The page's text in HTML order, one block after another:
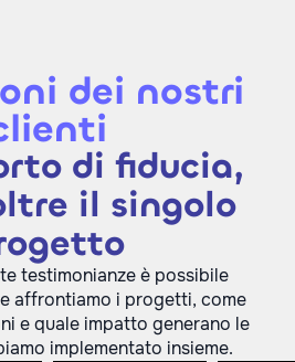
dei nostri
di fiducia,
il singolo
testimonianze è possibile
affrontiamo i progetti, come
e quale impatto generano le
implementato insieme.